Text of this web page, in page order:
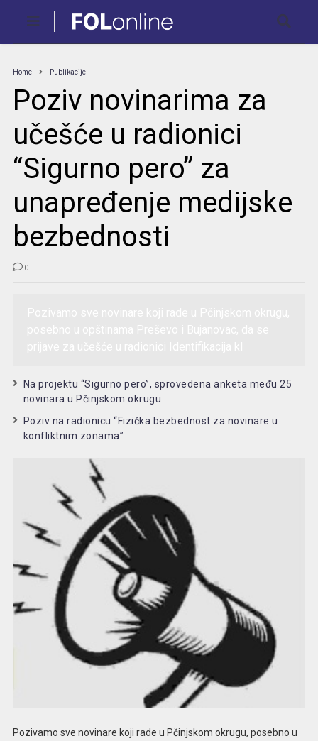
Home Publikacije
Poziv novinarima za
učešće u radionici
“Sigurno pero” za
unapređenje medijske
bezbednosti
0
Na projektu “Sigurno pero”, sprovedena anketa među 25
novinara u Pčinjskom okrugu
Poziv na radionicu “Fizička bezbednost za novinare u
konfliktnim zonama”
Pozivamo sve novinare koji rade u Pčinjskom okrugu, posebno u